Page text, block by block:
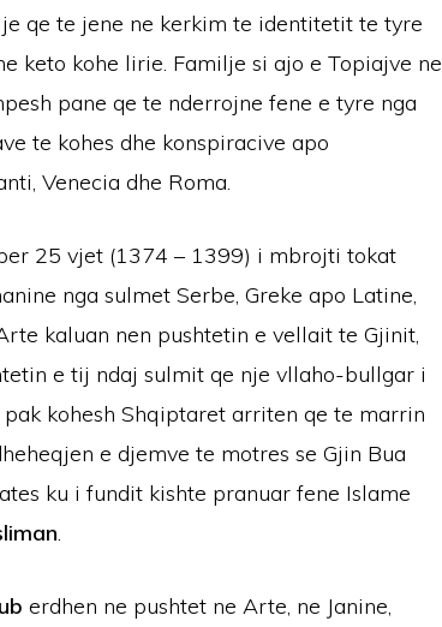
qe te jene ne kerkim te identitetit te tyre
keto kohe lirie. Familje si ajo e Topiajve ne
pane qe te nderrojne fene e tyre nga
te kohes dhe konspiracive apo
Venecia dhe Roma.
25 vjet (1374 – 1399) i mbrojti tokat
nga sulmet Serbe, Greke apo Latine,
kaluan nen pushtetin e vellait te Gjinit,
e tij ndaj sulmit qe nje vllaho-bullgar i
kohesh Shqiptaret arriten qe te marrin
e djemve te motres se Gjin Bua
ku i fundit kishte pranuar fene Islame
.
erdhen ne pushtet ne Arte, ne Janine,